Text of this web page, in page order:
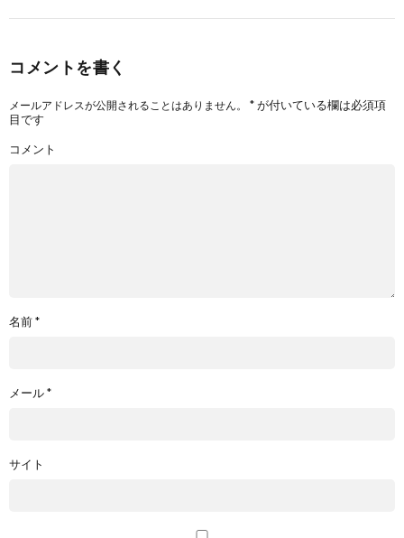
コメントを書く
メールアドレスが公開されることはありません。 *が付いている欄は必須項
目です
コメント
名前*
メール*
サイト